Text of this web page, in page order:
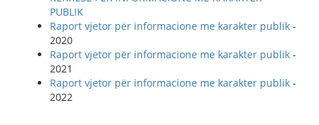
PUBLIK
Raport vjetor për informacione me karakter publik -
2020
Raport vjetor për informacione me karakter publik -
2021
Raport vjetor për informacione me karakter publik -
2022